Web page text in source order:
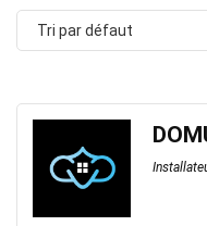
Tri par défaut